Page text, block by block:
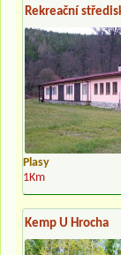
Rekreační
Plasy
1Km
Kemp U Hrocha